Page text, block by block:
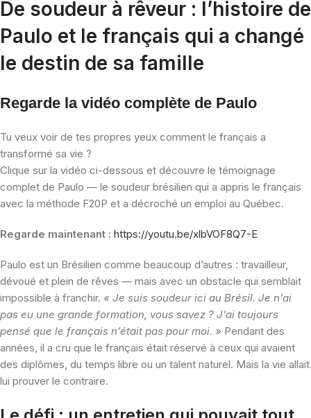
De soudeur à rêveur : l’histoire de
Paulo et le français qui a changé
le destin de sa famille
Regarde la vidéo complète de Paulo
Tu veux voir de tes propres yeux comment le français a
transformé sa vie ?
Clique sur la vidéo ci-dessous et découvre le témoignage
complet de Paulo — le soudeur brésilien qui a appris le français
avec la méthode F20P et a décroché un emploi au Québec.
Regarde maintenant : https://youtu.be/xlbVOF8Q7-E
Paulo est un Brésilien comme beaucoup d’autres : travailleur,
dévoué et plein de rêves — mais avec un obstacle qui semblait
impossible à franchir. « Je suis soudeur ici au Brésil. Je n’ai
pas eu une grande formation, vous savez ? J’ai toujours
pensé que le français n’était pas pour moi. » Pendant des
années, il a cru que le français était réservé à ceux qui avaient
des diplômes, du temps libre ou un talent naturel. Mais la vie allait
lui prouver le contraire.